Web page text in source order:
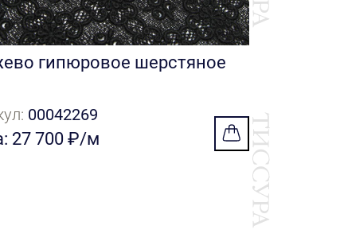
гипюровое шерстяное
00042269
27 700 ₽/м